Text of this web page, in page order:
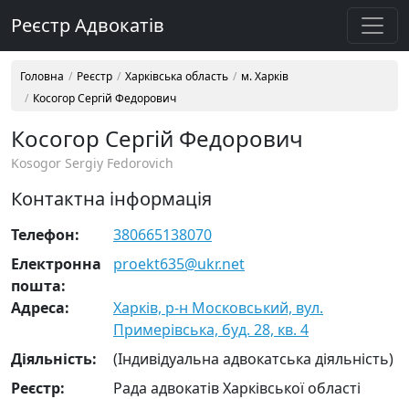
Реєстр Адвокатів
Головна Реєстр Харківська область
м. Харків
Косогор Сергій Федорович
Косогор Сергій Федорович
Kosogor Sergiy Fedorovich
Контактна інформація
Телефон:
380665138070
Електронна
пошта:
proekt635@ukr.net
Адреса:
Харків, р-н Московський, вул.
Примерівська, буд. 28, кв. 4
Діяльність:
(Індивідуальна адвокатська діяльність)
Реєстр:
Рада адвокатів Харківської області